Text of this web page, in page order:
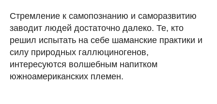
Стремление к самопознанию и саморазвитию
заводит людей достаточно далеко. Те, кто
решил испытать на себе шаманские практики и
силу природных галлюциногенов,
интересуются волшебным напитком
южноамериканских племен.